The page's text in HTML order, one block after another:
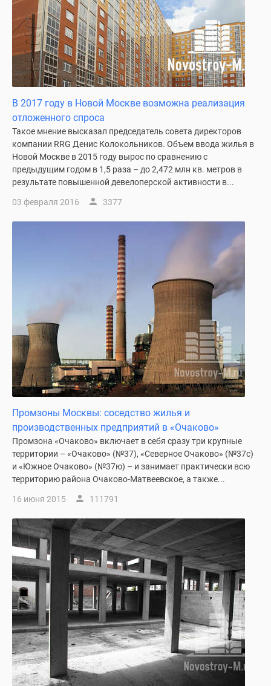
В 2017 году в Новой Москве возможна реализация
отложенного спроса
Такое мнение высказал председатель совета директоров
компании RRG Денис Колокольников. Объем ввода жилья в
Новой Москве в 2015 году вырос по сравнению с
предыдущим годом в 1,5 раза – до 2,472 млн кв. метров в
результате повышенной девелоперской активности в...
03 февраля 2016 3377
Промзоны Москвы: соседство жилья и
производственных предприятий в «Очаково»
Промзона «Очаково» включает в себя сразу три крупные
территории – «Очаково» (№37), «Северное Очаково» (№37с)
и «Южное Очаково» (№37ю) – и занимает практически всю
территорию района Очаково-Матвеевское, а также...
16 июня 2015 111791